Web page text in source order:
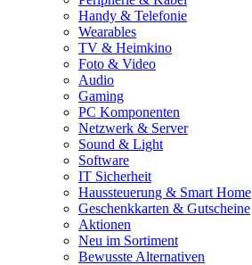
Handy & Telefonie
Wearables
TV & Heimkino
Foto & Video
Audio
Gaming
PC Komponenten
Netzwerk & Server
Sound & Light
Software
IT Sicherheit
Haussteuerung & Smart Home
Geschenkkarten & Gutscheine
Aktionen
Neu im Sortiment
Bewusste Alternativen